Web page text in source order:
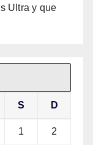
Ultra y que
S D
1 2